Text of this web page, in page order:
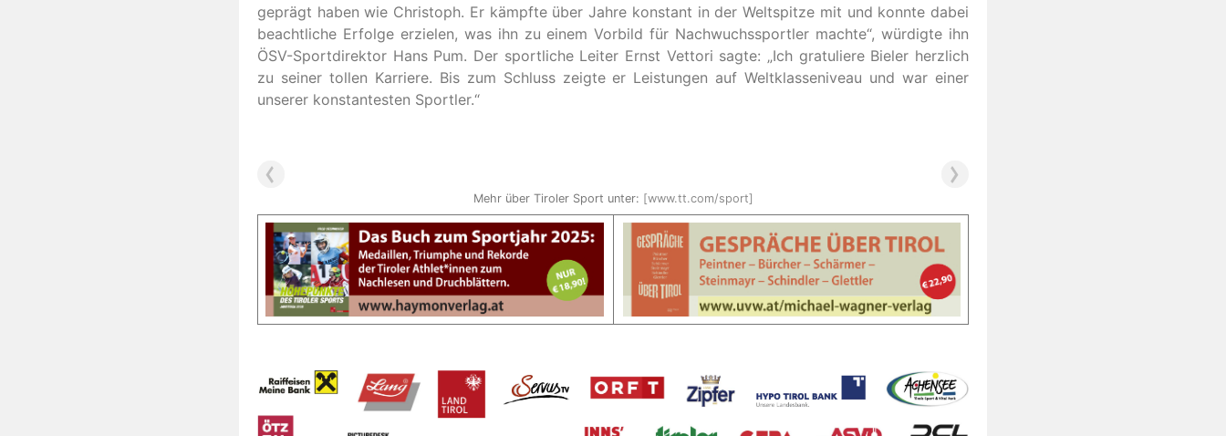
geprägt haben wie Christoph. Er kämpfte über Jahre konstant in der Weltspitze mit und konnte dabei
beachtliche Erfolge erzielen, was ihn zu einem Vorbild für Nachwuchssportler machte“, würdigte ihn
ÖSV-Sportdirektor Hans Pum. Der sportliche Leiter Ernst Vettori sagte: „Ich gratuliere Bieler herzlich
zu seiner tollen Karriere. Bis zum Schluss zeigte er Leistungen auf Weltklasseniveau und war einer
unserer konstantesten Sportler.“
Mehr über Tiroler Sport unter: [www.tt.com/sport]